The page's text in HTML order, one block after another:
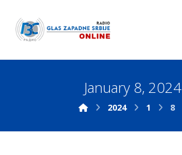
January 8, 2024
2024 1 8